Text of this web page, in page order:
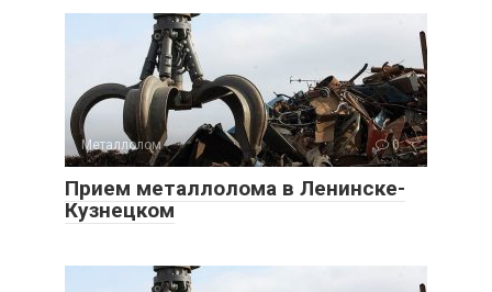
Металлолом 0
Прием металлолома в Ленинске-
Кузнецком